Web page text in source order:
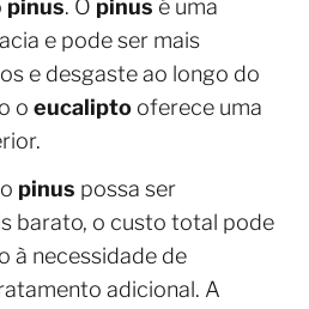
pinus. O pinus é uma
e pode ser mais
e desgaste ao longo do
o eucalipto oferece uma
pinus possa ser
barato, o custo total pode
à necessidade de
adicional. A